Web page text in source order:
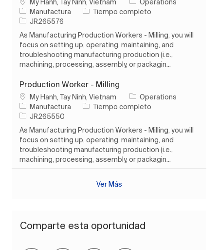
My Hanh, Tay Ninh, Vietnam
Operations
Categoría
Manufactura Tipo de trabajo
Tiempo completo
ID de trabajo
JR265576
As Manufacturing Production Workers - Milling, you will
focus on setting up, operating, maintaining, and
troubleshooting manufacturing production (i.e.,
machining, processing, assembly, or packagin...
Production Worker - Milling
Ubicación
My Hanh, Tay Ninh, Vietnam
Operations
Categoría
Manufactura Tipo de trabajo
Tiempo completo
ID de trabajo
JR265550
As Manufacturing Production Workers - Milling, you will
focus on setting up, operating, maintaining, and
troubleshooting manufacturing production (i.e.,
machining, processing, assembly, or packagin...
Ver Más
Comparte esta oportunidad